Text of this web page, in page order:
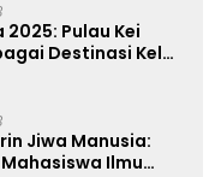
Pulau Kei
Destinasi Kelas
Jiwa Manusia:
Ilmu